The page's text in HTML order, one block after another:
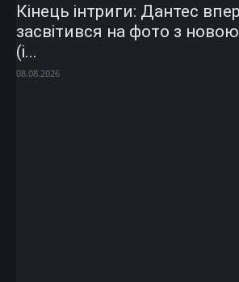
Кінець інтриги: Дантес
засвітився на фото з
(і...
08.08.2026